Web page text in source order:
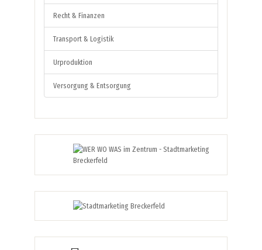
Recht & Finanzen
Transport & Logistik
Urproduktion
Versorgung & Entsorgung